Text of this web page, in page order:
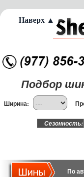
Подбор
Ширина:
Сезонность:
По
Наверх ▲